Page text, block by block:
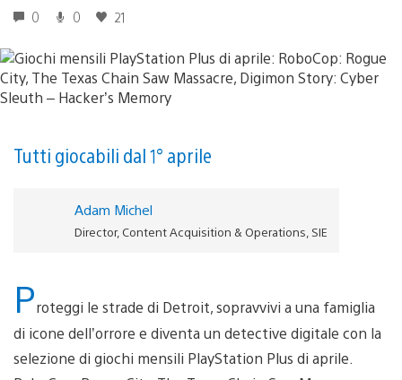
0 0 21
Tutti giocabili dal 1° aprile
Adam Michel
Director, Content Acquisition & Operations, SIE
Proteggi le strade di Detroit, sopravvivi a una famiglia
di icone dell’orrore e diventa un detective digitale con la
selezione di giochi mensili PlayStation Plus di aprile.